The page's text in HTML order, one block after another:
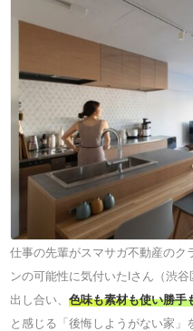
仕事の先輩がスマサガ不動産のク
ンの可能性に気付いたIさん（渋
出し合い、色味も素材も使い勝手
と感じる「後悔しようがない家」